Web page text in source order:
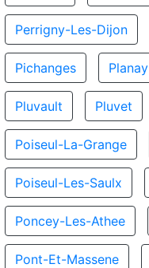
Perrigny-Les-Dijon
Pichanges Planay
Pluvault Pluvet
Poiseul-La-Grange
Poiseul-Les-Saulx
Poncey-Les-Athee
Pont-Et-Massene